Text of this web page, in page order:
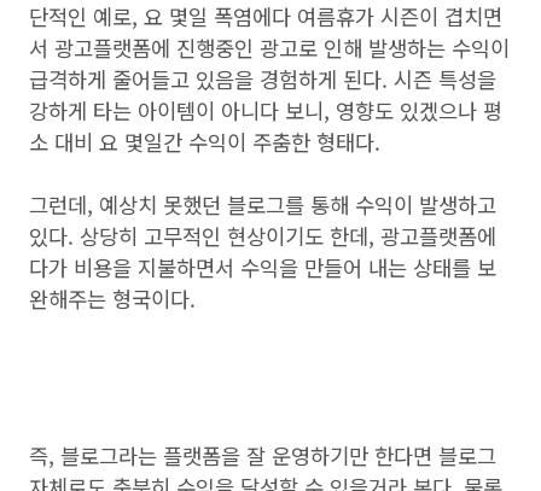
단적인 예로, 요 몇일 폭염에다 여름휴가 시즌이 겹치면
서 광고플랫폼에 진행중인 광고로 인해 발생하는 수익이
급격하게 줄어들고 있음을 경험하게 된다. 시즌 특성을
강하게 타는 아이템이 아니다 보니, 영향도 있겠으나 평
소 대비 요 몇일간 수익이 주춤한 형태다.
그런데, 예상치 못했던 블로그를 통해 수익이 발생하고
있다. 상당히 고무적인 현상이기도 한데, 광고플랫폼에
다가 비용을 지불하면서 수익을 만들어 내는 상태를 보
완해주는 형국이다.
즉, 블로그라는 플랫폼을 잘 운영하기만 한다면 블로그